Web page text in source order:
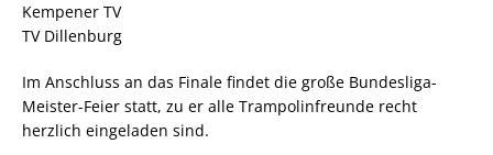
Kempener TV
TV Dillenburg
Im Anschluss an das Finale findet die große Bundesliga-
Meister-Feier statt, zu er alle Trampolinfreunde recht
herzlich eingeladen sind.